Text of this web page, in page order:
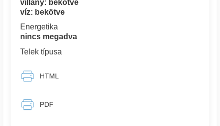
villany: bekötve
víz: bekötve
Energetika
nincs megadva
Telek típusa
HTML
PDF